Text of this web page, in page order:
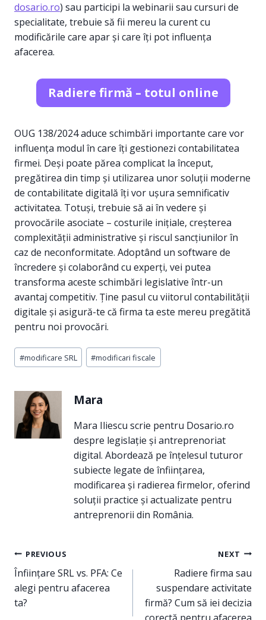
dosario.ro) sau participi la webinarii sau cursuri de
specialitate, trebuie să fii mereu la curent cu
modificările care apar și care îți pot influența
afacerea.
Radiere firmă – totul online
OUG 138/2024 aduce schimbări importante care vor
influența modul în care îți gestionezi contabilitatea
firmei. Deși poate părea complicat la început,
pregătirea din timp și utilizarea unor soluții moderne
de contabilitate digitală îți vor ușura semnificativ
activitatea. Totuși, trebuie să ai în vedere și
provocările asociate – costurile inițiale, creșterea
complexității administrative și riscul sancțiunilor în
caz de neconformitate. Adoptând un software de
încredere și colaborând cu experți, vei putea
transforma aceste schimbări legislative într-un
avantaj competitiv. Ține pasul cu viitorul contabilității
digitale și asigură-te că firma ta este mereu pregătită
pentru noi provocări.
Post
Tags:
#modificare SRL #modificari fiscale
Mara
Mara Iliescu scrie pentru Dosario.ro
despre legislație și antreprenoriat
digital. Abordează pe înțelesul tuturor
subiecte legate de înființarea,
modificarea și radierea firmelor, oferind
soluții practice și actualizate pentru
antreprenorii din România.
Navigare
în
articole
PREVIOUS
Înființare SRL vs. PFA: Ce
alegi pentru afacerea
ta?
NEXT
Radiere firma sau
suspendare activitate
firmă? Cum să iei decizia